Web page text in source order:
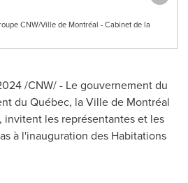
CNW/Ville de Montréal - Cabinet de la
/CNW/ - Le gouvernement du
du Québec, la Ville de Montréal
invitent les représentantes et les
à l'inauguration des Habitations